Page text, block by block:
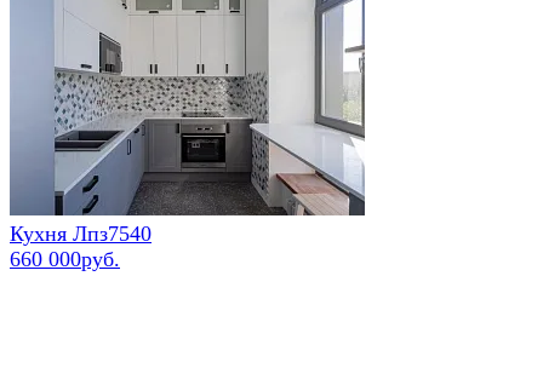
Кухня Лпз7540
660 000руб.